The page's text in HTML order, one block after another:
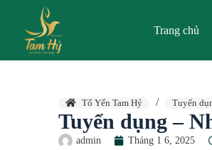
Trang chủ
Tổ Yến Tam Hỷ Tuyển
Tuyển dụng –
admin Tháng 1 6, 2025